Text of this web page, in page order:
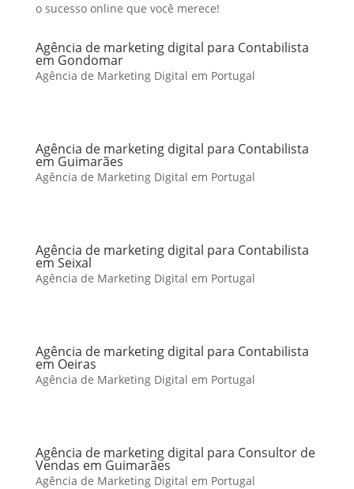
o sucesso online que você merece!
Agência de marketing digital para Contabilista
em Gondomar
Agência de Marketing Digital em Portugal
Agência de marketing digital para Contabilista
em Guimarães
Agência de Marketing Digital em Portugal
Agência de marketing digital para Contabilista
em Seixal
Agência de Marketing Digital em Portugal
Agência de marketing digital para Contabilista
em Oeiras
Agência de Marketing Digital em Portugal
Agência de marketing digital para Consultor de
Vendas em Guimarães
Agência de Marketing Digital em Portugal